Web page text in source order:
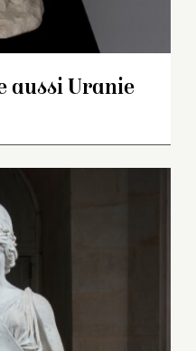
aussi Uranie